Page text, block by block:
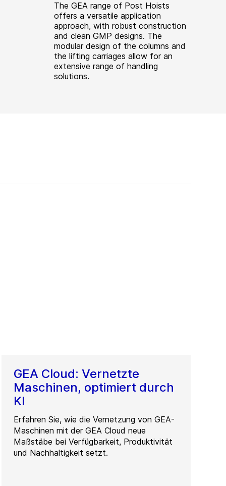
The GEA range of Post Hoists
offers a versatile application
approach, with robust construction
and clean GMP designs. The
modular design of the columns and
the lifting carriages allow for an
extensive range of handling
solutions.
GEA Cloud: Vernetzte
Maschinen, optimiert durch
KI
Erfahren Sie, wie die Vernetzung von GEA-
Maschinen mit der GEA Cloud neue
Maßstäbe bei Verfügbarkeit, Produktivität
und Nachhaltigkeit setzt.